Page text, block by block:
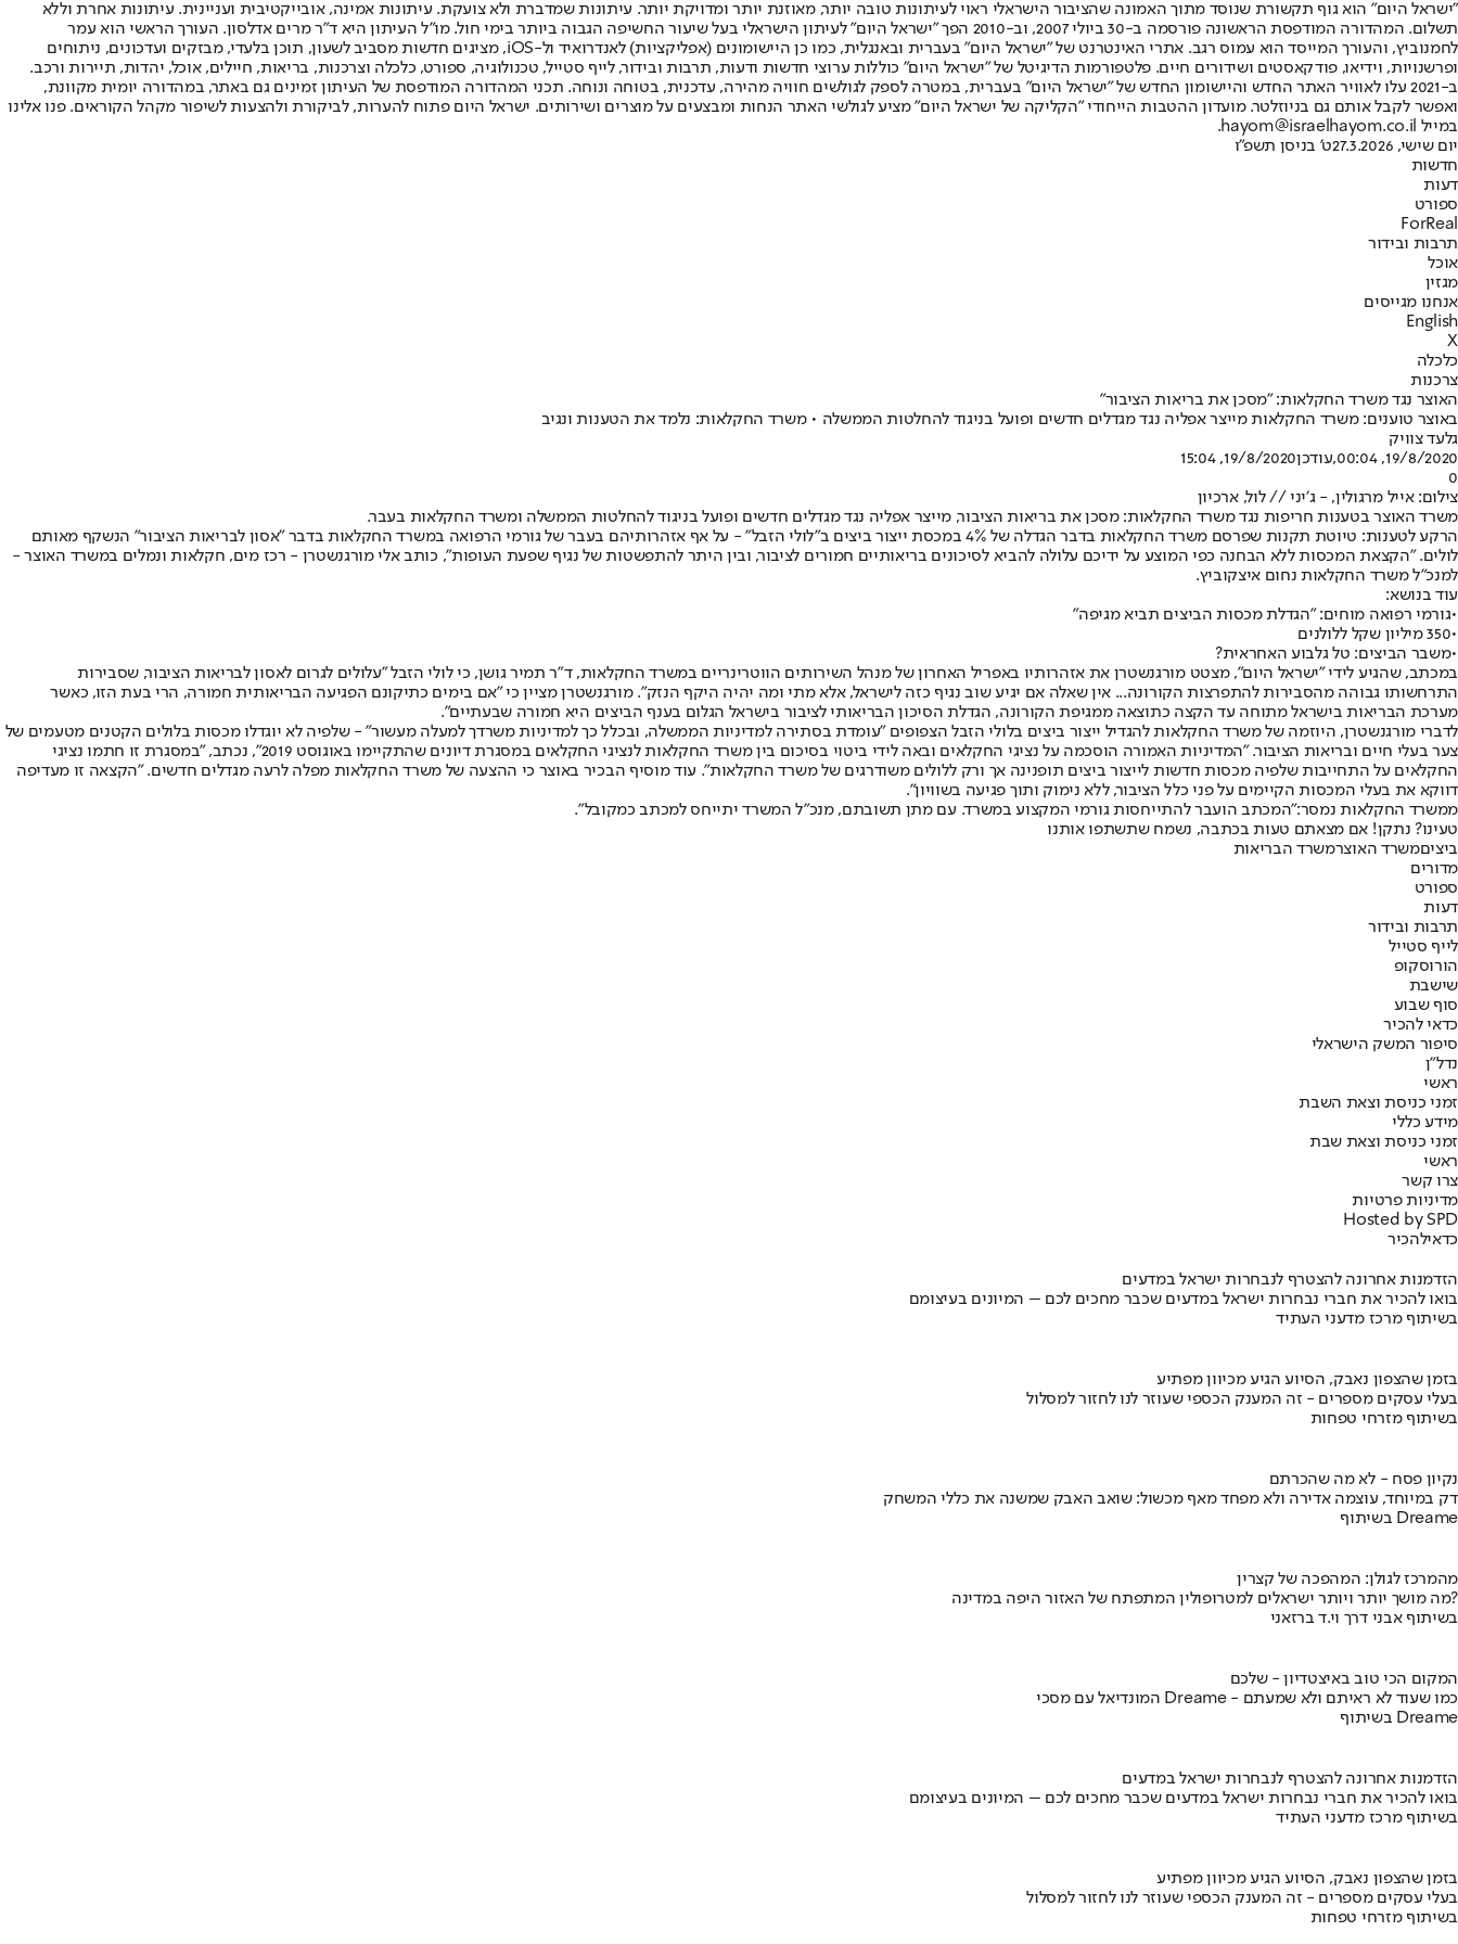
"ישראל היום" הוא גוף תקשורת שנוסד מתוך האמונה שהציבור הישראלי ראוי לעיתונות טובה יותר, מאוזנת יותר ומדויקת יותר. עיתונות שמדברת ולא צועקת. עיתונות אמינה, אובייקטיבית ועניינית. עיתונות אחרת וללא
תשלום. המהדורה המודפסת הראשונה פורסמה ב-30 ביולי 2007, וב-2010 הפך "ישראל היום" לעיתון הישראלי בעל שיעור החשיפה הגבוה ביותר בימי חול. מו"ל העיתון היא ד"ר מרים אדלסון. העורך הראשי הוא עמר
לחמנוביץ, והעורך המייסד הוא עמוס רגב. אתרי האינטרנט של "ישראל היום" בעברית ובאנגלית, כמו כן היישומונים (אפליקציות) לאנדרואיד ול-iOS, מציגים חדשות מסביב לשעון, תוכן בלעדי, מבזקים ועדכונים, ניתוחים
ופרשנויות, וידיאו, פודקאסטים ושידורים חיים. פלטפורמות הדיגיטל של "ישראל היום" כוללות ערוצי חדשות ודעות, תרבות ובידור, לייף סטייל, טכנולוגיה, ספורט, כלכלה וצרכנות, בריאות, חיילים, אוכל, יהדות, תיירות ורכב.
ב-2021 עלו לאוויר האתר החדש והיישומון החדש של "ישראל היום" בעברית, במטרה לספק לגולשים חוויה מהירה, עדכנית, בטוחה ונוחה. תכני המהדורה המודפסת של העיתון זמינים גם באתר, במהדורה יומית מקוונת,
ואפשר לקבל אותם גם בניוזלטר. מועדון ההטבות הייחודי "הקליקה של ישראל היום" מציע לגולשי האתר הנחות ומבצעים על מוצרים ושירותים. ישראל היום פתוח להערות, לביקורת ולהצעות לשיפור מקהל הקוראים. פנו אלינו
במייל hayom@israelhayom.co.il.
יום שישי, 27.3.2026
ט' בניסן תשפ"ו
חדשות
דעות
ספורט
ForReal
תרבות ובידור
אוכל
מגזין
אנחנו מגייסים
English
X
כלכלה
צרכנות
האוצר נגד משרד החקלאות: "מסכן את בריאות הציבור"
באוצר טוענים: משרד החקלאות מייצר אפליה נגד מגדלים חדשים ופועל בניגוד להחלטות הממשלה • משרד החקלאות: נלמד את הטענות ונגיב
גלעד צוויק
19/8/2020, 00:04
,עודכן19/8/2020, 15:04
0
צילום: אייל מרגולין, - ג׳יני // לול, ארכיון
משרד האוצר בטענות חריפות נגד משרד החקלאות: מסכן את בריאות הציבור, מייצר אפליה נגד מגדלים חדשים ופועל בניגוד להחלטות הממשלה ומשרד החקלאות בעבר.
הרקע לטענות: טיוטת תקנות שפרסם משרד החקלאות בדבר הגדלה של 4% במכסת ייצור ביצים ב"לולי הזבל" - על אף אזהרותיהם בעבר של גורמי הרפואה במשרד החקלאות בדבר "אסון לבריאות הציבור" הנשקף מאותם
לולים. "הקצאת המכסות ללא הבחנה כפי המוצע על ידיכם עלולה להביא לסיכונים בריאותיים חמורים לציבור, ובין היתר להתפשטות של נגיף שפעת העופות", כותב אלי מורגנשטרן - רכז מים, חקלאות ונמלים במשרד האוצר -
למנכ"ל משרד החקלאות נחום איצקוביץ.
עוד בנושא:
•גורמי רפואה מוחים: "הגדלת מכסות הביצים תביא מגיפה"
•350 מיליון שקל ללולנים
•משבר הביצים: טל גלבוע האחראית?
במכתב, שהגיע לידי "ישראל היום", מצטט מורגנשטרן את אזהרותיו באפריל האחרון של מנהל השירותים הווטרינריים במשרד החקלאות, ד"ר תמיר גושן, כי לולי הזבל "עלולים לגרום לאסון לבריאות הציבור, שסבירות
התרחשותו גבוהה מהסבירות להתפרצות הקורונה... אין שאלה אם יגיע שוב נגיף כזה לישראל, אלא מתי ומה יהיה היקף הנזק". מורגנשטרן מציין כי "אם בימים כתיקונם הפגיעה הבריאותית חמורה, הרי בעת הזו, כאשר
מערכת הבריאות בישראל מתוחה עד הקצה כתוצאה ממגיפת הקורונה, הגדלת הסיכון הבריאותי לציבור בישראל הגלום בענף הביצים היא חמורה שבעתיים".
לדברי מורגנשטרן, היוזמה של משרד החקלאות להגדיל ייצור ביצים בלולי הזבל הצפופים "עומדת בסתירה למדיניות הממשלה, ובכלל כך למדיניות משרדך למעלה מעשור" - שלפיה לא יוגדלו מכסות בלולים הקטנים מטעמים של
צער בעלי חיים ובריאות הציבור. "המדיניות האמורה הוסכמה על נציגי החקלאים ובאה לידי ביטוי בסיכום בין משרד החקלאות לנציגי החקלאים במסגרת דיונים שהתקיימו באוגוסט 2019", נכתב, "במסגרת זו חתמו נציגי
החקלאים על התחייבות שלפיה מכסות חדשות לייצור ביצים תופנינה אך ורק ללולים משודרגים של משרד החקלאות". עוד מוסיף הבכיר באוצר כי ההצעה של משרד החקלאות מפלה לרעה מגדלים חדשים. "הקצאה זו מעדיפה
דווקא את בעלי המכסות הקיימים על פני כלל הציבור, ללא נימוק ותוך פגיעה בשוויון".
ממשרד החקלאות נמסר:"המכתב הועבר להתייחסות גורמי המקצוע במשרד. עם מתן תשובתם, מנכ"ל המשרד יתייחס למכתב כמקובל".
טעינו? נתקן! אם מצאתם טעות בכתבה, נשמח שתשתפו אותנו
ביציםמשרד האוצרמשרד הבריאות
מדורים
ספורט
דעות
תרבות ובידור
לייף סטייל
הורוסקופ
שישבת
סוף שבוע
כדאי להכיר
סיפור המשק הישראלי
נדל"ן
ראשי
זמני כניסת וצאת השבת
מידע כללי
זמני כניסת וצאת שבת
ראשי
צרו קשר
מדיניות פרטיות
Hosted by SPD
כדאילהכיר
הזדמנות אחרונה להצטרף לנבחרות ישראל במדעים
בואו להכיר את חברי נבחרות ישראל במדעים שכבר מחכים לכם – המיונים בעיצומם
בשיתוף מרכז מדעני העתיד
בזמן שהצפון נאבק, הסיוע הגיע מכיוון מפתיע
בעלי עסקים מספרים - זה המענק הכספי שעוזר לנו לחזור למסלול
בשיתוף מזרחי טפחות
נקיון פסח - לא מה שהכרתם
דק במיוחד, עוצמה אדירה ולא מפחד מאף מכשול: שואב האבק שמשנה את כללי המשחק
בשיתוף Dreame
מהמרכז לגולן: המהפכה של קצרין
מה מושך יותר ויותר ישראלים למטרופולין המתפתח של האזור היפה במדינה?
בשיתוף אבני דרך וי.ד ברזאני
המקום הכי טוב באיצטדיון - שלכם
המונדיאל עם מסכי Dreame - כמו שעוד לא ראיתם ולא שמעתם
בשיתוף Dreame
הזדמנות אחרונה להצטרף לנבחרות ישראל במדעים
בואו להכיר את חברי נבחרות ישראל במדעים שכבר מחכים לכם – המיונים בעיצומם
בשיתוף מרכז מדעני העתיד
בזמן שהצפון נאבק, הסיוע הגיע מכיוון מפתיע
בעלי עסקים מספרים - זה המענק הכספי שעוזר לנו לחזור למסלול
בשיתוף מזרחי טפחות